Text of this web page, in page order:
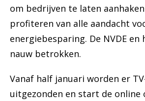
om bedrijven te laten
profiteren van alle aandacht
energiebesparing. De NVDE en
nauw betrokken.
Vanaf half januari worden er
uitgezonden en start de online